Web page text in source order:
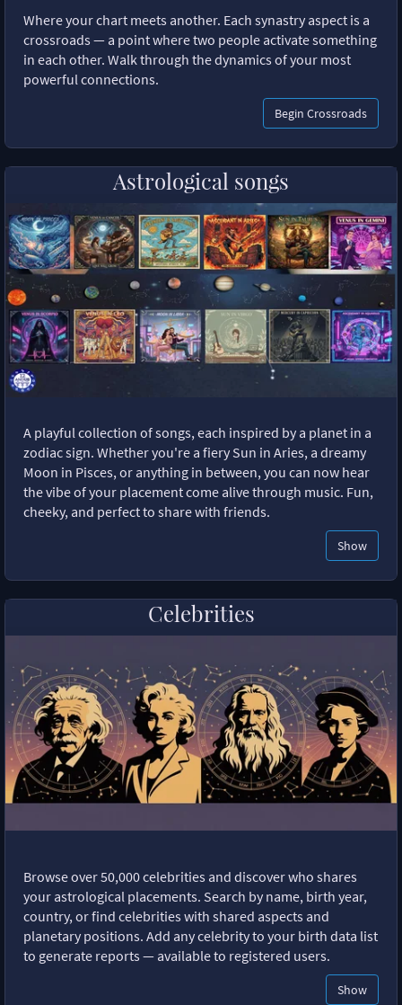
Where your chart meets another. Each synastry aspect is a
crossroads — a point where two people activate something
in each other. Walk through the dynamics of your most
powerful connections.
Begin Crossroads
Astrological songs
A playful collection of songs, each inspired by a planet in a
zodiac sign. Whether you're a fiery Sun in Aries, a dreamy
Moon in Pisces, or anything in between, you can now hear
the vibe of your placement come alive through music. Fun,
cheeky, and perfect to share with friends.
Show
Celebrities
Browse over 50,000 celebrities and discover who shares
your astrological placements. Search by name, birth year,
country, or find celebrities with shared aspects and
planetary positions. Add any celebrity to your birth data list
to generate reports — available to registered users.
Show